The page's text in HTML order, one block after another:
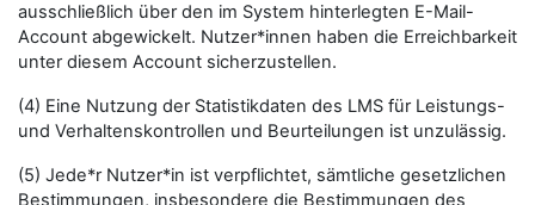
ausschließlich über den im System hinterlegten E-Mail-
Account abgewickelt. Nutzer*innen haben die Erreichbarkeit
unter diesem Account sicherzustellen.
(4) Eine Nutzung der Statistikdaten des LMS für Leistungs-
und Verhaltenskontrollen und Beurteilungen ist unzulässig.
(5) Jede*r Nutzer*in ist verpflichtet, sämtliche gesetzlichen
Bestimmungen, insbesondere die Bestimmungen des